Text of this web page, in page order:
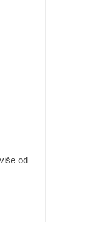
od